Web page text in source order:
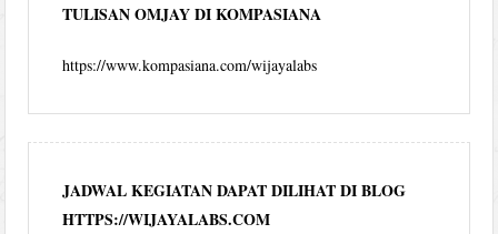
TULISAN OMJAY DI KOMPASIANA
https://www.kompasiana.com/wijayalabs
JADWAL KEGIATAN DAPAT DILIHAT DI BLOG
HTTPS://WIJAYALABS.COM